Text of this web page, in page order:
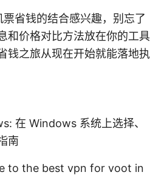
省钱的结合感兴趣，别忘了
和价格对比方法放在你的工具
钱之旅从现在开始就能落地执
在 Windows 系统上选择、
南
to the best vpn for voot in